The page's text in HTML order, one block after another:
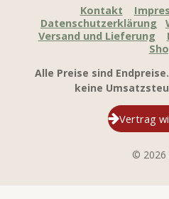
Kontakt
Datenschutzerklärung
Versand und Lieferung
Alle Preise sind
keine
Vertrag
© 2026 Anti